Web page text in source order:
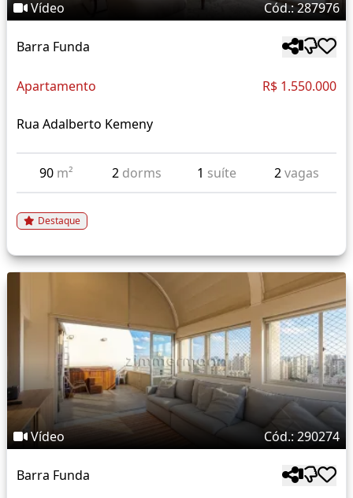
Vídeo Cód.: 287976
Barra Funda
Apartamento R$ 1.550.000
Rua Adalberto Kemeny
90 m² 2 dorms 1 suíte 2vagas
Destaque
Vídeo Cód.: 290274
Barra Funda